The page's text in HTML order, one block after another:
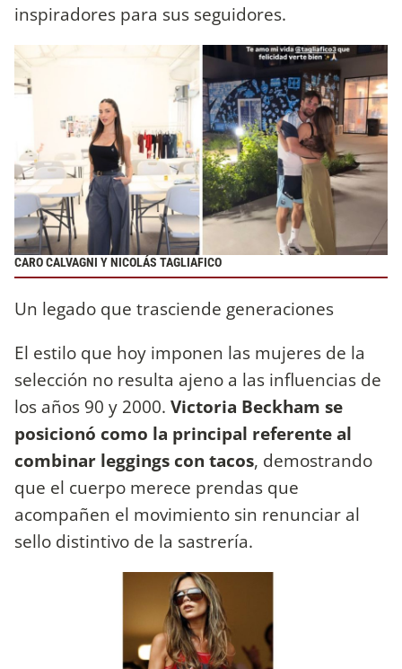
inspiradores para sus seguidores.
CARO CALVAGNI Y NICOLÁS TAGLIAFICO
Un legado que trasciende generaciones
El estilo que hoy imponen las mujeres de la
selección no resulta ajeno a las influencias de
los años 90 y 2000. Victoria Beckham se
posicionó como la principal referente al
combinar leggings con tacos, demostrando
que el cuerpo merece prendas que
acompañen el movimiento sin renunciar al
sello distintivo de la sastrería.